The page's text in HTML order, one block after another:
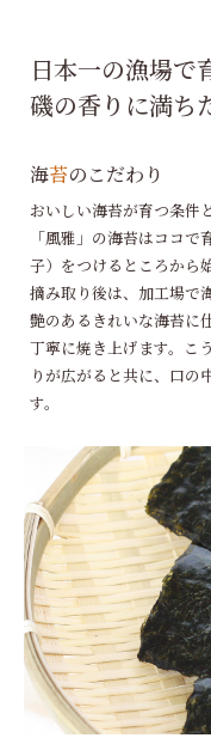
日本一の漁場で
磯の香りに満ち
海苔のこだわり
おいしい海苔が育つ条件
「風雅」の海苔はココ
子）をつけるところから
摘み取り後は、加工場で
艶のあるきれいな海苔に
丁寧に焼き上げます。こ
りが広がると共に、口の
す。